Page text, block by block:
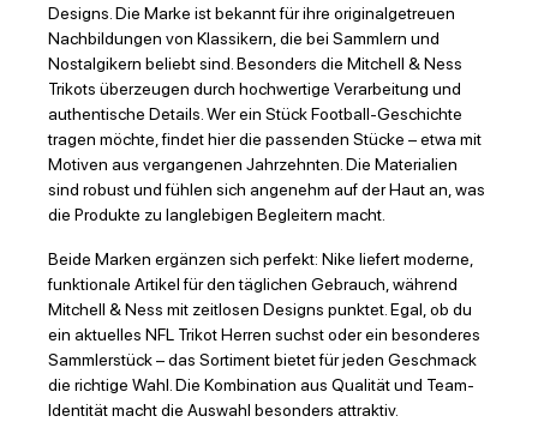
Designs. Die Marke ist bekannt für ihre originalgetreuen
Nachbildungen von Klassikern, die bei Sammlern und
Nostalgikern beliebt sind. Besonders die Mitchell & Ness
Trikots überzeugen durch hochwertige Verarbeitung und
authentische Details. Wer ein Stück Football-Geschichte
tragen möchte, findet hier die passenden Stücke – etwa mit
Motiven aus vergangenen Jahrzehnten. Die Materialien
sind robust und fühlen sich angenehm auf der Haut an, was
die Produkte zu langlebigen Begleitern macht.
Beide Marken ergänzen sich perfekt: Nike liefert moderne,
funktionale Artikel für den täglichen Gebrauch, während
Mitchell & Ness mit zeitlosen Designs punktet. Egal, ob du
ein aktuelles NFL Trikot Herren suchst oder ein besonderes
Sammlerstück – das Sortiment bietet für jeden Geschmack
die richtige Wahl. Die Kombination aus Qualität und Team-
Identität macht die Auswahl besonders attraktiv.